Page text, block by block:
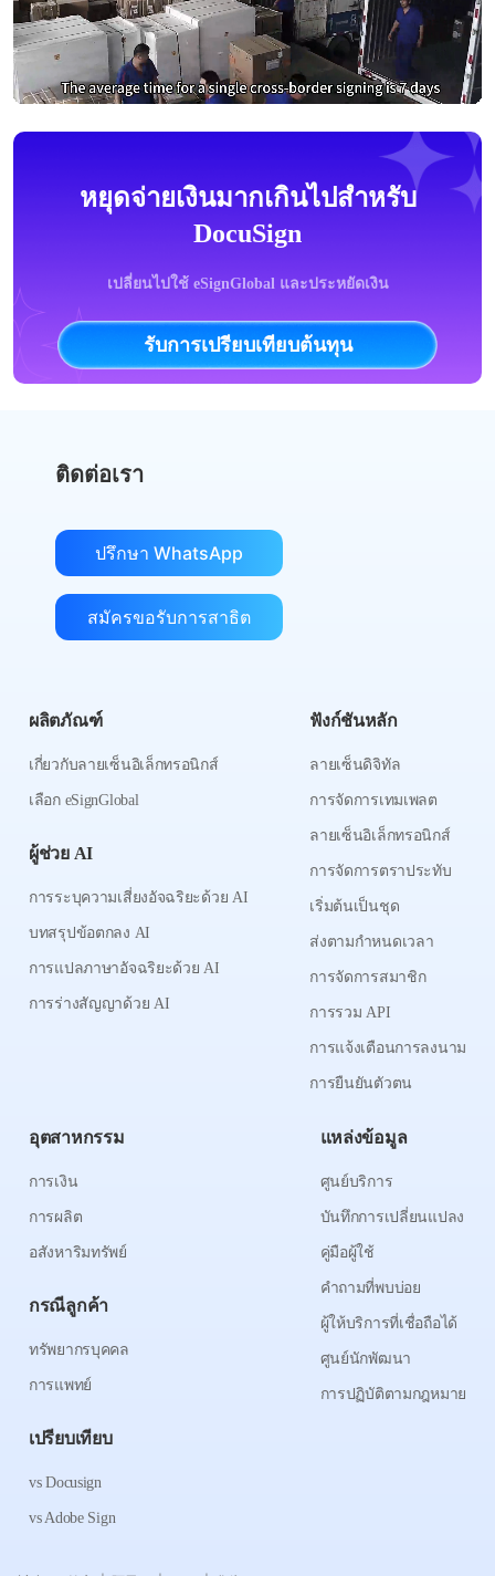
หยุดจ่ายเงินมากเกินไปสำหรับ
DocuSign
เปลี่ยนไปใช้ eSignGlobal และประหยัดเงิน
รับการเปรียบเทียบต้นทุน
ติดต่อเรา
ปรึกษา WhatsApp
สมัครขอรับการสาธิต
ผลิตภัณฑ์
เกี่ยวกับลายเซ็นอิเล็กทรอนิกส์
เลือก eSignGlobal
ผู้ช่วย AI
การระบุความเสี่ยงอัจฉริยะด้วย AI
บทสรุปข้อตกลง AI
การแปลภาษาอัจฉริยะด้วย AI
การร่างสัญญาด้วย AI
ฟังก์ชันหลัก
ลายเซ็นดิจิทัล
การจัดการเทมเพลต
ลายเซ็นอิเล็กทรอนิกส์
การจัดการตราประทับ
เริ่มต้นเป็นชุด
ส่งตามกำหนดเวลา
การจัดการสมาชิก
การรวม API
การแจ้งเตือนการลงนาม
การยืนยันตัวตน
อุตสาหกรรม
การเงิน
การผลิต
อสังหาริมทรัพย์
กรณีลูกค้า
ทรัพยากรบุคคล
การแพทย์
เปรียบเทียบ
vs Docusign
vs Adobe Sign
แหล่งข้อมูล
ศูนย์บริการ
บันทึกการเปลี่ยนแปลง
คู่มือผู้ใช้
คำถามที่พบบ่อย
ผู้ให้บริการที่เชื่อถือได้
ศูนย์นักพัฒนา
การปฏิบัติตามกฎหมาย